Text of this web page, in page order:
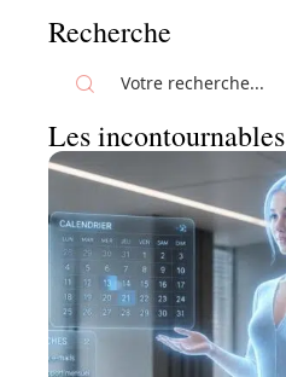
Recherche
Les incontournables